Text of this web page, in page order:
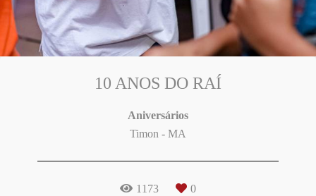
10 ANOS DO RAÍ
Aniversários
Timon - MA
1173 0